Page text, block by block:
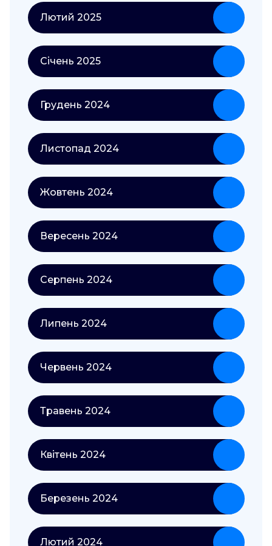
Лютий 2025
Січень 2025
Грудень 2024
Листопад 2024
Жовтень 2024
Вересень 2024
Серпень 2024
Липень 2024
Червень 2024
Травень 2024
Квітень 2024
Березень 2024
Лютий 2024